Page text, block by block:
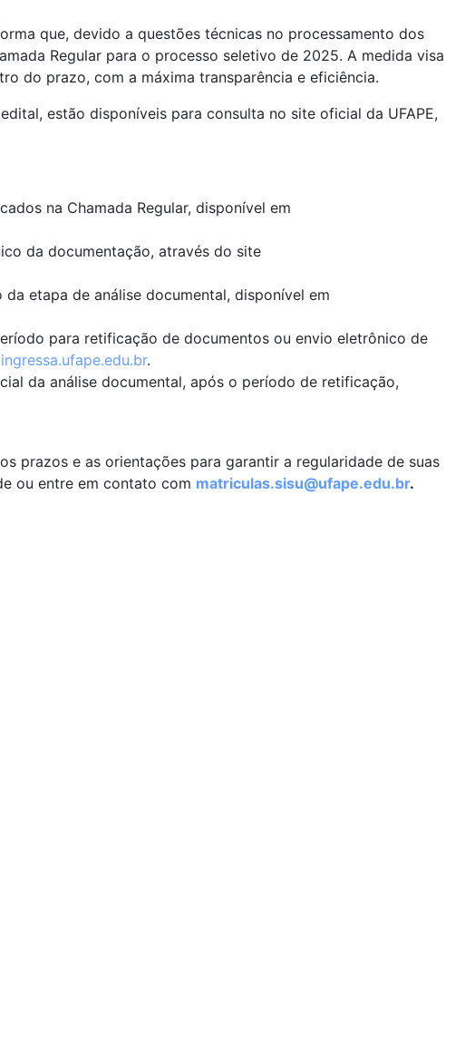
que, devido a questões técnicas no processamento dos
Regular para o processo seletivo de 2025. A medida visa
do prazo, com a máxima transparência e eficiência.
estão disponíveis para consulta no site oficial da UFAPE,
na Chamada Regular, disponível em
da documentação, através do site
etapa de análise documental, disponível em
para retificação de documentos ou envio eletrônico de
.
da análise documental, após o período de retificação,
prazos e as orientações para garantir a regularidade de suas
ou entre em contato com matriculas.sisu@ufape.edu.br.